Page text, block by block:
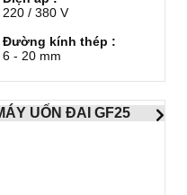
220 / 380 V
Đường kính thép :
6 - 20 mm
UỐN ĐAI GF25